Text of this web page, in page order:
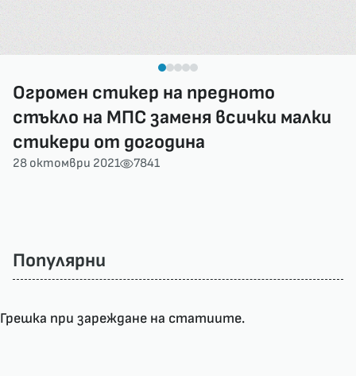
Огромен стикер на предното
стъкло на МПС заменя всички малки
стикери от догодина
28 октомври 2021 7841
Популярни
Грешка при зареждане на статиите.